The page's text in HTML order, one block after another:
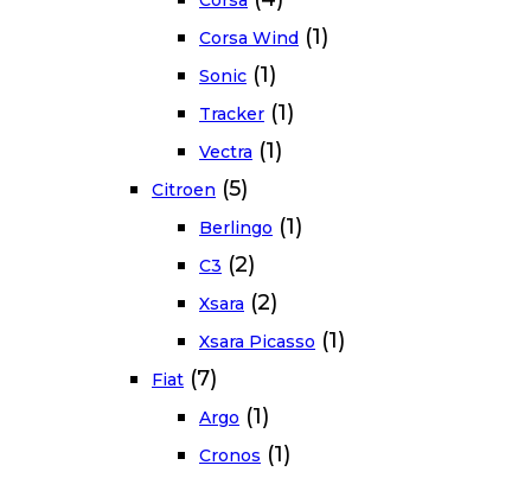
Corsa Wind (1)
Sonic (1)
Tracker (1)
Vectra (1)
Citroen (5)
Berlingo (1)
C3 (2)
Xsara (2)
Xsara Picasso (1)
Fiat (7)
Argo (1)
Cronos (1)